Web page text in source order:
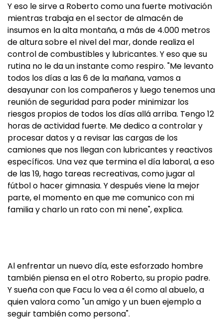
Y eso le sirve a Roberto como una fuerte motivación
mientras trabaja en el sector de almacén de
insumos en la alta montaña, a más de 4.000 metros
de altura sobre el nivel del mar, donde realiza el
control de combustibles y lubricantes. Y eso que su
rutina no le da un instante como respiro. "Me levanto
todos los días a las 6 de la mañana, vamos a
desayunar con los compañeros y luego tenemos una
reunión de seguridad para poder minimizar los
riesgos propios de todos los días allá arriba. Tengo 12
horas de actividad fuerte. Me dedico a controlar y
procesar datos y a revisar las cargas de los
camiones que nos llegan con lubricantes y reactivos
específicos. Una vez que termina el día laboral, a eso
de las 19, hago tareas recreativas, como jugar al
fútbol o hacer gimnasia. Y después viene la mejor
parte, el momento en que me comunico con mi
familia y charlo un rato con mi nene", explica.
Al enfrentar un nuevo día, este esforzado hombre
también piensa en el otro Roberto, su propio padre.
Y sueña con que Facu lo vea a él como al abuelo, a
quien valora como "un amigo y un buen ejemplo a
seguir también como persona".